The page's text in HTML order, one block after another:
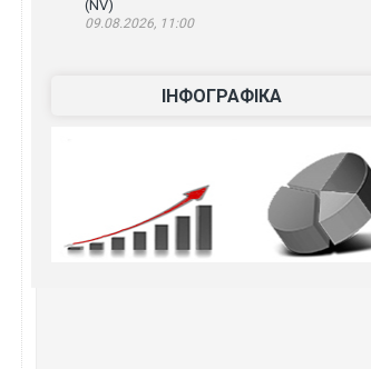
(NV)
09.08.2026, 11:00
ІНФОГРАФІКА